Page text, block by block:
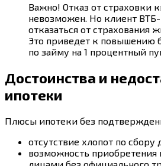
Важно! Отказ от страховки
невозможен. Но клиент
отказаться от страхования
Это приведет к повышению
по займу на 1 процентный
Достоинства и
ипотеки
Плюсы ипотеки без
отсутствие хлопот по сбору
возможность
лицами без официального